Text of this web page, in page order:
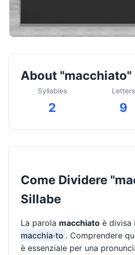
About "macchiato"
Syllables
2
Letters
9
Come Dividere
Sillabe
La parola macchiato è divisa
macchia·to . Comprendere
è essenziale per una